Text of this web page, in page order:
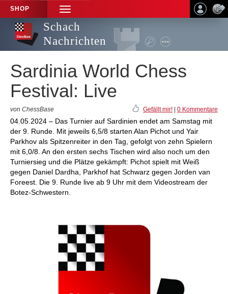
SHOP
TOGGLE
NAVIGATION
Schach
Nachrichten
Sardinia World Chess
Festival: Live
von ChessBase Gefällt mir! 0 Kommentare
04.05.2024 – Das Turnier auf Sardinien endet am Samstag mit
der 9. Runde. Mit jeweils 6,5/8 starten Alan Pichot und Yair
Parkhov als Spitzenreiter in den Tag, gefolgt von zehn Spielern
mit 6,0/8. An den ersten sechs Tischen wird also noch um den
Turniersieg und die Plätze gekämpft: Pichot spielt mit Weiß
gegen Daniel Dardha, Parkhof hat Schwarz gegen Jorden van
Foreest. Die 9. Runde live ab 9 Uhr mit dem Videostream der
Botez-Schwestern.